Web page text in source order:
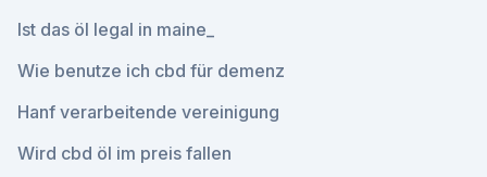
Ist das öl legal in maine_
Wie benutze ich cbd für demenz
Hanf verarbeitende vereinigung
Wird cbd öl im preis fallen